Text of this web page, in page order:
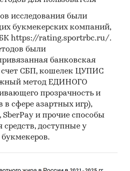
исследования были
букмекерских компаний,
https://rating.sportrbc.ru/.
были
банковская
СБП, кошелек ЦУПИС
метод ЕДИНОГО
прозрачность и
в сфере азартных игр),
и прочие способы
доступные у